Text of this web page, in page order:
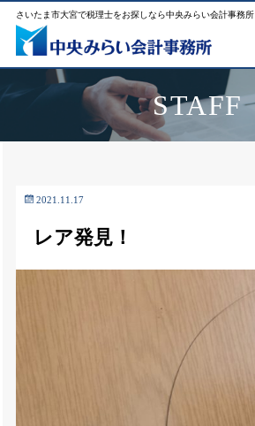
さいたま市大宮で税理士をお探しなら中央みらい会計事務所
STAFF
2021.11.17
レア発見！